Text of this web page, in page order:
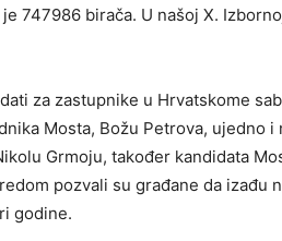
747986 birača. U našoj X.
za zastupnike u Hrvatskome
Mosta, Božu Petrova, ujedno i
Grmoju, također kandidata
pozvali su građane da izađu
godine.